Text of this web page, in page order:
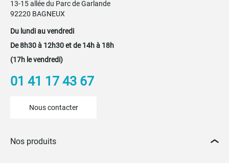
13-15 allée du Parc de Garlande
92220 BAGNEUX
Du lundi au vendredi
De 8h30 à 12h30 et de 14h à 18h
(17h le vendredi)
01 41 17 43 67
Nous contacter
Nos produits